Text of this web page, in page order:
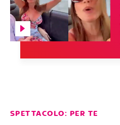
SPETTACOLO: PER TE